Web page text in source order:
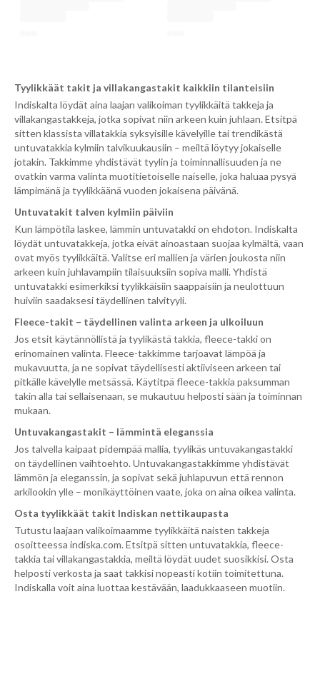
Tyylikkäät takit ja villakangastakit kaikkiin tilanteisiin
Indiskalta löydät aina laajan valikoiman tyylikkäitä takkeja ja
villakangastakkeja, jotka sopivat niin arkeen kuin juhlaan. Etsitpä
sitten klassista villatakkia syksyisille kävelyille tai trendikästä
untuvatakkia kylmiin talvikuukausiin – meiltä löytyy jokaiselle
jotakin. Takkimme yhdistävät tyylin ja toiminnallisuuden ja ne
ovatkin varma valinta muotitietoiselle naiselle, joka haluaa pysyä
lämpimänä ja tyylikkäänä vuoden jokaisena päivänä.
Untuvatakit talven kylmiin päiviin
Kun lämpötila laskee, lämmin untuvatakki on ehdoton. Indiskalta
löydät untuvatakkeja, jotka eivät ainoastaan suojaa kylmältä, vaan
ovat myös tyylikkäitä. Valitse eri mallien ja värien joukosta niin
arkeen kuin juhlavampiin tilaisuuksiin sopiva malli. Yhdistä
untuvatakki esimerkiksi tyylikkäisiin saappaisiin ja neulottuun
huiviin saadaksesi täydellinen talvityyli.
Fleece-takit – täydellinen valinta arkeen ja ulkoiluun
Jos etsit käytännöllistä ja tyylikästä takkia, fleece-takki on
erinomainen valinta. Fleece-takkimme tarjoavat lämpöä ja
mukavuutta, ja ne sopivat täydellisesti aktiiviseen arkeen tai
pitkälle kävelylle metsässä. Käytitpä fleece-takkia paksumman
takin alla tai sellaisenaan, se mukautuu helposti sään ja toiminnan
mukaan.
Untuvakangastakit – lämmintä eleganssia
Jos talvella kaipaat pidempää mallia, tyylikäs untuvakangastakki
on täydellinen vaihtoehto. Untuvakangastakkimme yhdistävät
lämmön ja eleganssin, ja sopivat sekä juhlapuvun että rennon
arkilookin ylle – monikäyttöinen vaate, joka on aina oikea valinta.
Osta tyylikkäät takit Indiskan nettikaupasta
Tutustu laajaan valikoimaamme tyylikkäitä naisten takkeja
osoitteessa indiska.com. Etsitpä sitten untuvatakkia, fleece-
takkia tai villakangastakkia, meiltä löydät uudet suosikkisi. Osta
helposti verkosta ja saat takkisi nopeasti kotiin toimitettuna.
Indiskalla voit aina luottaa kestävään, laadukkaaseen muotiin.